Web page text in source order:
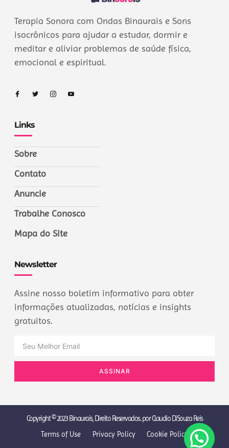
Terapia Sonora com Ondas Binaurais e Sons
isocrônicos para ajudar a estudar, dormir e
meditar e aliviar problemas de saúde física,
emocional e espiritual.
Links
Sobre
Contato
Anuncie
Trabalhe Conosco
Mapa do Site
Newsletter
Assine nosso boletim informativo para obter
informações atualizadas, notícias e insights
gratuitos.
ASSINAR
Copyright © 2023 Binaurais, Direito Reservados. por Claudio DiSouza Reis
Terms of Use
Privacy Policy Cookie Policy